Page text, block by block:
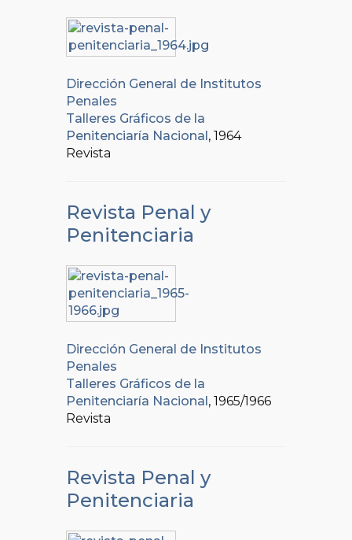
Dirección General de Institutos
Penales
Talleres Gráficos de la
Penitenciaría Nacional , 1964
Revista
Revista Penal y
Penitenciaria
Dirección General de Institutos
Penales
Talleres Gráficos de la
Penitenciaría Nacional , 1965/1966
Revista
Revista Penal y
Penitenciaria